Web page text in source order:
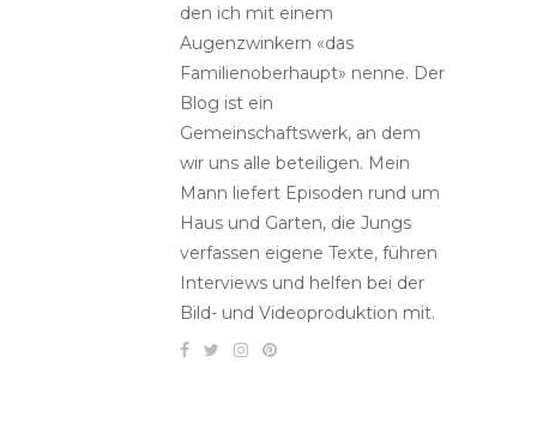
den ich mit einem
Augenzwinkern «das
Familienoberhaupt» nenne. Der
Blog ist ein
Gemeinschaftswerk, an dem
wir uns alle beteiligen. Mein
Mann liefert Episoden rund um
Haus und Garten, die Jungs
verfassen eigene Texte, führen
Interviews und helfen bei der
Bild- und Videoproduktion mit.